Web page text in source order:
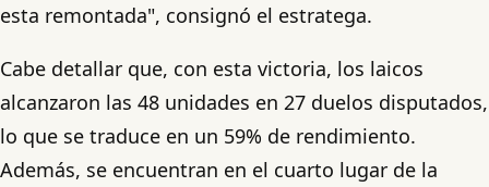
esta remontada", consignó el estratega.
Cabe detallar que, con esta victoria, los laicos
alcanzaron las 48 unidades en 27 duelos disputados,
lo que se traduce en un 59% de rendimiento.
Además, se encuentran en el cuarto lugar de la